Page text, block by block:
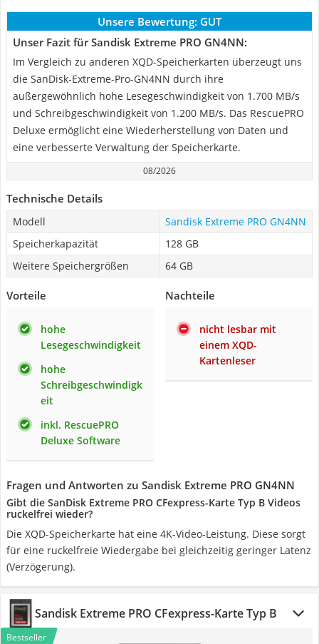
Unsere Bewertung: GUT
Unser Fazit für Sandisk Extreme PRO GN4NN:
Im Vergleich zu anderen XQD-Speicherkarten überzeugt uns
die SanDisk-Extreme-Pro-GN4NN durch ihre
außergewöhnlich hohe Lesegeschwindigkeit von 1.700 MB/s
und Schreibgeschwindigkeit von 1.200 MB/s. Das RescuePRO
Deluxe ermöglicht eine Wiederherstellung von Daten und
eine verbesserte Verwaltung der Speicherkarte.
08/2026
Technische Details
Modell
Sandisk Extreme PRO GN4NN
Speicherkapazität
128 GB
Weitere Speichergrößen
64 GB
Vorteile
hohe
Lesegeschwindigkeit
hohe
Schreibgeschwindigk
eit
inkl. RescuePRO
Deluxe Software
Nachteile
nicht lesbar mit
einem XQD-
Kartenleser
Fragen und Antworten zu Sandisk Extreme PRO GN4NN
Gibt die SanDisk Extreme PRO CFexpress-Karte Typ B Videos
ruckelfrei wieder?
Die XQD-Speicherkarte hat eine 4K-Video-Leistung. Diese sorgt
für eine ruckelfreie Wiedergabe bei gleichzeitig geringer Latenz
(Verzögerung).
Sandisk Extreme PRO CFexpress-Karte Typ B
Bestseller